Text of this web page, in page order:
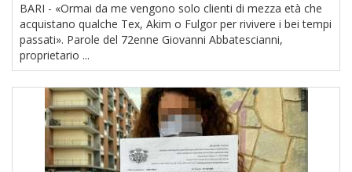
BARI - «Ormai da me vengono solo clienti di mezza età che
acquistano qualche Tex, Akim o Fulgor per rivivere i bei tempi
passati». Parole del 72enne Giovanni Abbatescianni,
proprietario ...